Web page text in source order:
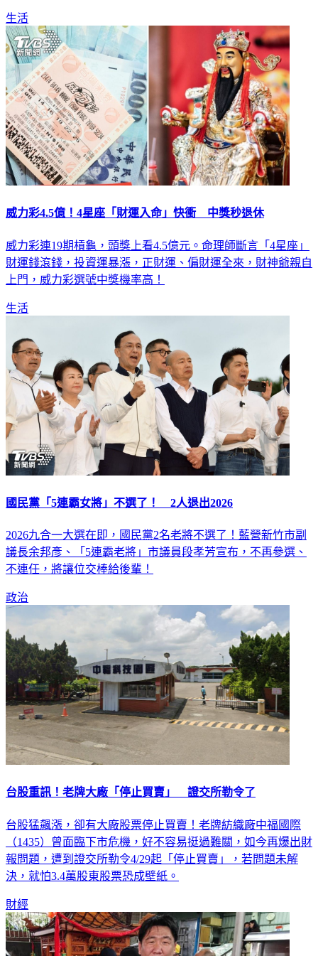
生活
威力彩4.5億！4星座「財運入命」快衝 中獎秒退休
威力彩連19期槓龜，頭獎上看4.5億元。命理師斷言「4星座」
財運錢滾錢，投資運暴漲，正財運、偏財運全來，財神爺親自
上門，威力彩選號中獎機率高！
生活
國民黨「5連霸女將」不選了！ 2人退出2026
2026九合一大選在即，國民黨2名老將不選了！藍營新竹市副
議長余邦彥、「5連霸老將」市議員段孝芳宣布，不再參選、
不連任，將讓位交棒給後輩！
政治
台股重訊！老牌大廠「停止買賣」 證交所勒令了
台股猛飆漲，卻有大廠股票停止買賣！老牌紡織廠中福國際
（1435）曾面臨下市危機，好不容易挺過難關，如今再爆出財
報問題，遭到證交所勒令4/29起「停止買賣」，若問題未解
決，就怕3.4萬股東股票恐成壁紙。
財經